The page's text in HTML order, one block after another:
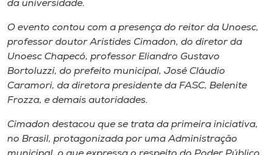
Unoesc
Store
da universidade.
O evento contou com a presença do reitor da Unoesc,
professor doutor Aristides Cimadon, do diretor da
Unoesc Chapecó, professor Eliandro Gustavo
Bortoluzzi, do prefeito municipal, José Cláudio
Caramori, da diretora presidente da FASC, Belenite
Frozza, e demais autoridades.
Cimadon destacou que se trata da primeira iniciativa,
no Brasil, protagonizada por uma Administração